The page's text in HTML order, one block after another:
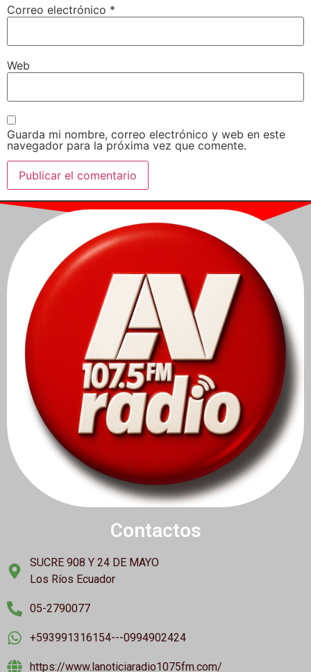
Correo electrónico *
Web
Guarda mi nombre, correo electrónico y web en este
navegador para la próxima vez que comente.
Contactos
SUCRE 908 Y 24 DE MAYO
Los Ríos Ecuador
05-2790077
+593991316154---0994902424
https://www.lanoticiaradio1075fm.com/